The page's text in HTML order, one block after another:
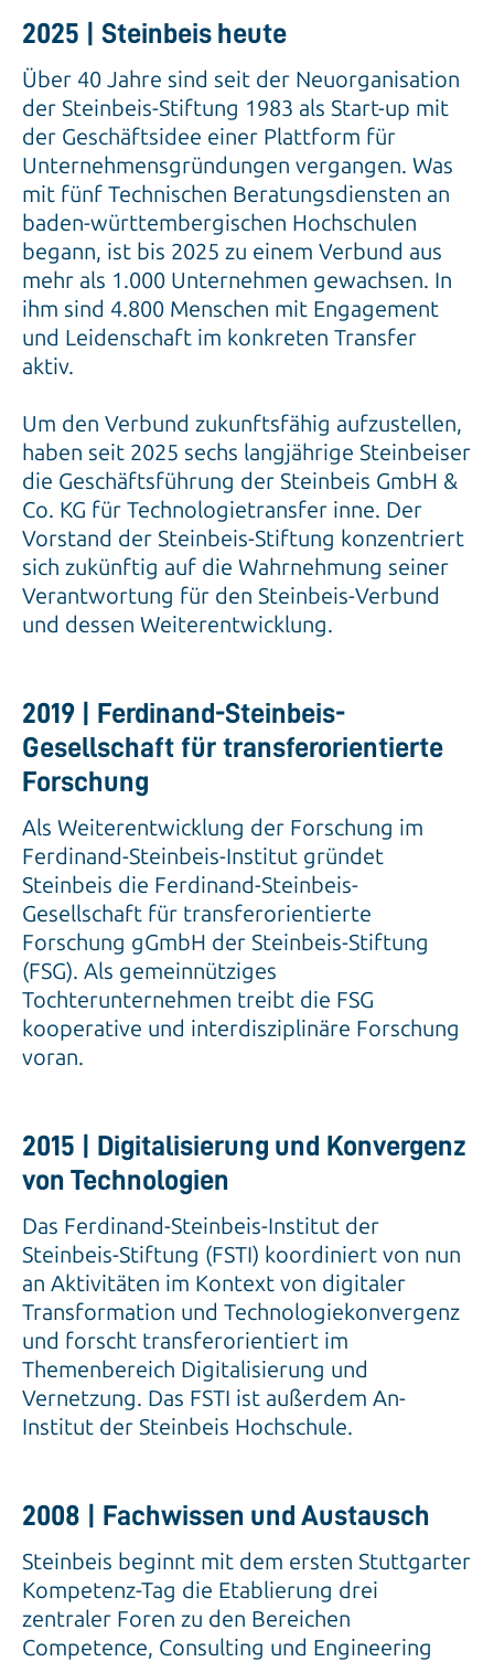
2025 | Steinbeis heute
Über 40 Jahre sind seit der Neuorganisation
der Steinbeis-Stiftung 1983 als Start-up mit
der Geschäftsidee einer Plattform für
Unternehmensgründungen vergangen. Was
mit fünf Technischen Beratungsdiensten an
baden-württembergischen Hochschulen
begann, ist bis 2025 zu einem Verbund aus
mehr als 1.000 Unternehmen gewachsen. In
ihm sind 4.800 Menschen mit Engagement
und Leidenschaft im konkreten Transfer
aktiv.
Um den Verbund zukunftsfähig aufzustellen,
haben seit 2025 sechs langjährige Steinbeiser
die Geschäftsführung der Steinbeis GmbH &
Co. KG für Technologietransfer inne. Der
Vorstand der Steinbeis-Stiftung konzentriert
sich zukünftig auf die Wahrnehmung seiner
Verantwortung für den Steinbeis-Verbund
und dessen Weiterentwicklung.
2019 | Ferdinand-Steinbeis-
Gesellschaft für transferorientierte
Forschung
Als Weiterentwicklung der Forschung im
Ferdinand-Steinbeis-Institut gründet
Steinbeis die Ferdinand-Steinbeis-
Gesellschaft für transferorientierte
Forschung gGmbH der Steinbeis-Stiftung
(FSG). Als gemeinnütziges
Tochterunternehmen treibt die FSG
kooperative und interdisziplinäre Forschung
voran.
2015 | Digitalisierung und Konvergenz
von Technologien
Das Ferdinand-Steinbeis-Institut der
Steinbeis-Stiftung (FSTI) koordiniert von nun
an Aktivitäten im Kontext von digitaler
Transformation und Technologiekonvergenz
und forscht transferorientiert im
Themenbereich Digitalisierung und
Vernetzung. Das FSTI ist außerdem An-
Institut der Steinbeis Hochschule.
2008 | Fachwissen und Austausch
Steinbeis beginnt mit dem ersten Stuttgarter
Kompetenz-Tag die Etablierung drei
zentraler Foren zu den Bereichen
Competence, Consulting und Engineering